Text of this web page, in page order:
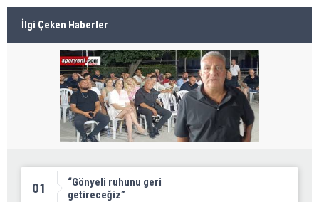
İlgi Çeken Haberler
01
“Gönyeli ruhunu geri
getireceğiz”